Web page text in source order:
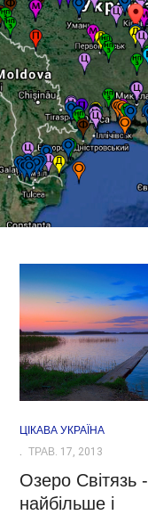
ЦІКАВА УКРАЇНА
ТРАВ. 17, 2013
Озеро Світязь -
найбільше і